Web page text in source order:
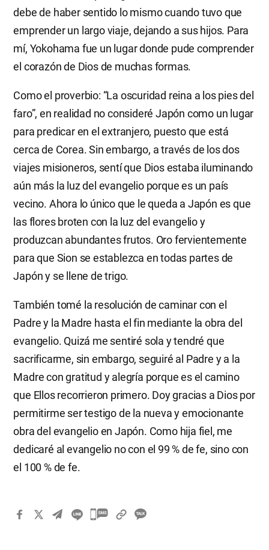
debe de haber sentido lo mismo cuando tuvo que
emprender un largo viaje, dejando a sus hijos. Para
mí, Yokohama fue un lugar donde pude comprender
el corazón de Dios de muchas formas.
Como el proverbio: “La oscuridad reina a los pies del
faro”, en realidad no consideré Japón como un lugar
para predicar en el extranjero, puesto que está
cerca de Corea. Sin embargo, a través de los dos
viajes misioneros, sentí que Dios estaba iluminando
aún más la luz del evangelio porque es un país
vecino. Ahora lo único que le queda a Japón es que
las flores broten con la luz del evangelio y
produzcan abundantes frutos. Oro fervientemente
para que Sion se establezca en todas partes de
Japón y se llene de trigo.
También tomé la resolución de caminar con el
Padre y la Madre hasta el fin mediante la obra del
evangelio. Quizá me sentiré sola y tendré que
sacrificarme, sin embargo, seguiré al Padre y a la
Madre con gratitud y alegría porque es el camino
que Ellos recorrieron primero. Doy gracias a Dios por
permitirme ser testigo de la nueva y emocionante
obra del evangelio en Japón. Como hija fiel, me
dedicaré al evangelio no con el 99 % de fe, sino con
el 100 % de fe.
카